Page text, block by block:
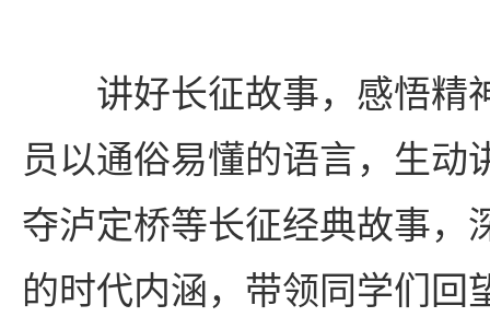
讲好长征故事，感悟精
员以通俗易懂的语言，生动
夺泸定桥等长征经典故事，
的时代内涵，带领同学们回